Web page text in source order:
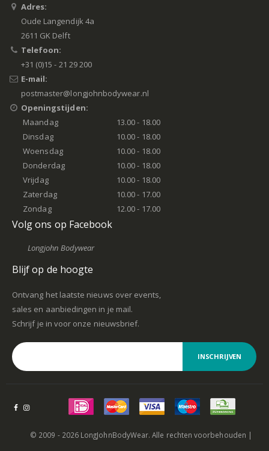
Adres:
Oude Langendijk 4a
2611 GK Delft
Telefoon:
+31 (0)15 - 21 29 200
E-mail:
postmaster@longjohnbodywear.nl
Openingstijden:
Maandag
13.00 - 18.00
Dinsdag
10.00 - 18.00
Woensdag
10.00 - 18.00
Donderdag
10.00 - 18.00
Vrijdag
10.00 - 18.00
Zaterdag
10.00 - 17.00
Zondag
12.00 - 17.00
Volg ons op Facebook
Longjohn Bodywear
Blijf op de hoogte
Ontvang het laatste nieuws over events,
sales en aanbiedingen in je mail.
Schrijf je in voor onze nieuwsbrief.
INSCHRIJVEN
© 2009 - 2026 LongJohnBodyWear. Alle rechten voorbehouden |